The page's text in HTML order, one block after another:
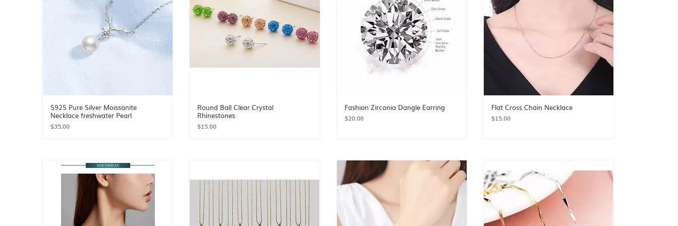
S925 Pure Silver Moissanite
Necklace freshwater Pearl
Price
$35.00
Round Ball Clear Crystal
Rhinestones
Price
$15.00
Fashion Zirconia Dangle Earring
Price
$20.00
Flat Cross Chain Necklace
Price
$15.00